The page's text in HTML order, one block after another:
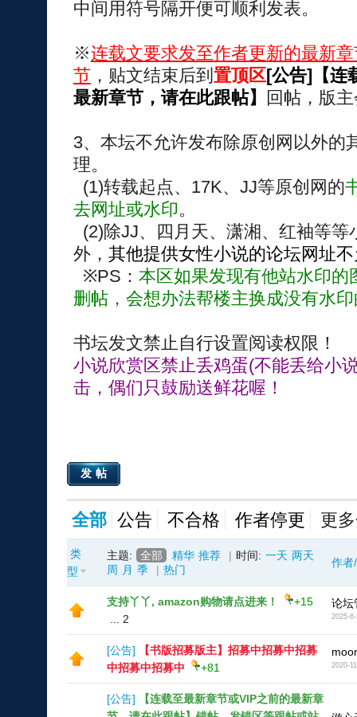
中间用符号隔开便可顺利发表。
※连载文要求发至作者更新的最新
节，贴文结束后到 置顶区[公告]【连
最新章节，请在此跟帖】
回帖，版
3、本坛不允许发布除原创网以外的
理。
(1)转载起点、17K、JJ等原创网的
去网址或水印。
(2)除JJ、四月天、潇湘、红袖等
外， 其他提供女性小说的论坛网址
※PS： 本区如果发现有他站水印
删帖，会想办法帮楼主换成没有水
书坛发文禁止自行设置阅读权限！
小说欣赏区禁止丢鸡蛋(不能丢给小
击，偶们只鼓励送鲜花喔！
发帖
全部 公告 不合格 作者停更 更
类
型
主题: 全部 精华 推荐 | 时间: 一天 两天
周
月 季 | 热门
作者
支持丫丫, amazon购物请点进来！
+15
2
论坛
2025-6-
[公告]
【书版招募版主】招募中招募中招募
中招募中招募中
+81 2020-
[公告]
【连载至最新章节或VIP之前的最新章